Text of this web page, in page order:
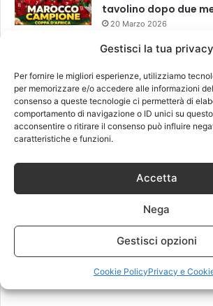
Gestisci la tua privacy
Per fornire le migliori esperienze, utilizziamo
per memorizzare e/o accedere alle informazioni
consenso a queste tecnologie ci permetterà di
comportamento di navigazione o ID unici su
acconsentire o ritirare il consenso può influire
caratteristiche e funzioni.
Accetta
Nega
Gestisci opzioni
Cookie PolicyPrivacy e
tavolino dopo due
20 Marzo 2026
Leggi anche